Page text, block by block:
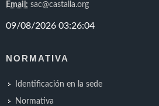
Email: sac@castalla.org
NORMATIVA
Identificación en la sede
Normativa